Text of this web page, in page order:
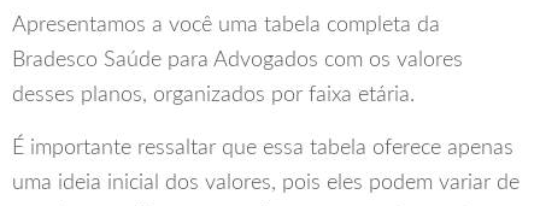
Apresentamos a você uma tabela completa da
Bradesco Saúde para Advogados com os valores
desses planos, organizados por faixa etária.
É importante ressaltar que essa tabela oferece apenas
uma ideia inicial dos valores, pois eles podem variar de